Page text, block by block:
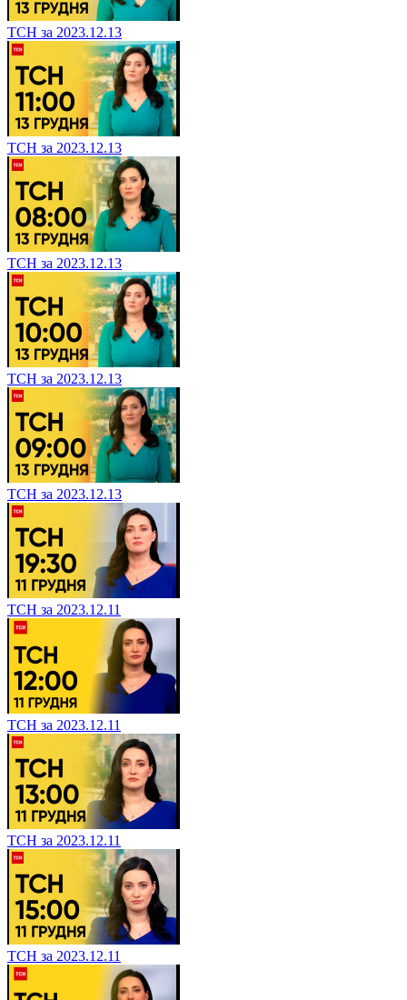
ТСН за 2023.12.13
ТСН за 2023.12.13
ТСН за 2023.12.13
ТСН за 2023.12.13
ТСН за 2023.12.13
ТСН за 2023.12.11
ТСН за 2023.12.11
ТСН за 2023.12.11
ТСН за 2023.12.11